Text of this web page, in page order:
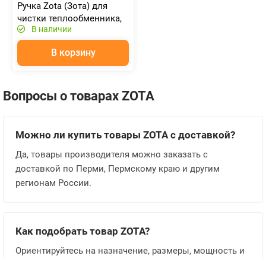
Ручка Zota (Зота) для
чистки теплообменника,
L=745 мм
В наличии
В корзину
Вопросы о товарах ZOTA
Можно ли купить товары ZOTA с доставкой?
Да, товары производителя можно заказать с
доставкой по Перми, Пермскому краю и другим
регионам России.
Как подобрать товар ZOTA?
Ориентируйтесь на назначение, размеры, мощность и